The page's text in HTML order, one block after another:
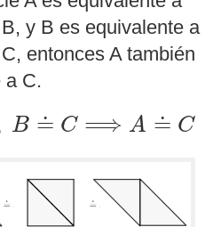
y B es equivalente a
entonces A también
a C.
B ≐ C ⟹ A ≐ C
, B ≐ C⟹ A ≐ C